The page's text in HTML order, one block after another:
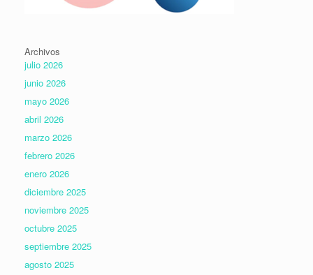
Archivos
julio 2026
junio 2026
mayo 2026
abril 2026
marzo 2026
febrero 2026
enero 2026
diciembre 2025
noviembre 2025
octubre 2025
septiembre 2025
agosto 2025